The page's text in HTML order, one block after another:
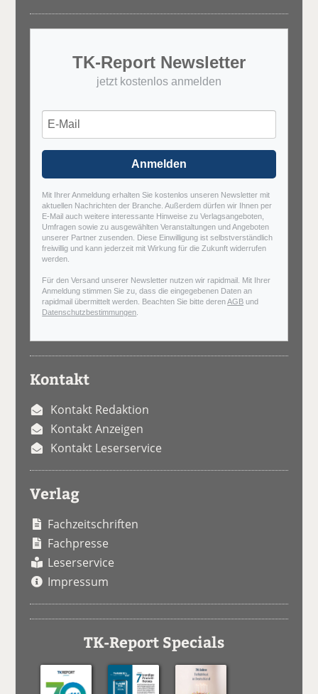
TK-Report Newsletter
jetzt kostenlos anmelden
Anmelden
Mit Ihrer Anmeldung erhalten Sie kostenlos unseren Newsletter mit
aktuellen Nachrichten der Branche. Außerdem dürfen wir Ihnen per
E-Mail auch weitere interessante Hinweise zu Verlagsangeboten,
Umfragen sowie zu ausgewählten Veranstaltungen und Angeboten
unserer Partner zusenden. Diese Einwilligung ist selbstverständlich
freiwillig und kann jederzeit mit Wirkung für die Zukunft widerrufen
werden.
Für den Versand unserer Newsletter nutzen wir rapidmail. Mit Ihrer
Anmeldung stimmen Sie zu, dass die eingegebenen Daten an
rapidmail übermittelt werden. Beachten Sie bitte derenAGB und
Datenschutzbestimmungen
Kontakt
Kontakt Redaktion
Kontakt Anzeigen
Kontakt Leserservice
Verlag
Fachzeitschriften
Fachpresse
Leserservice
Impressum
TK-Report Specials